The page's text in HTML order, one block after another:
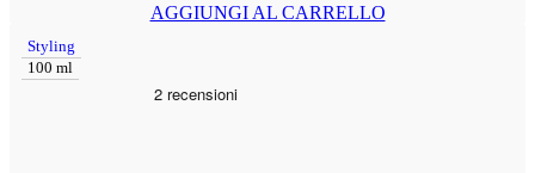
AGGIUNGI AL CARRELLO
Styling
100 ml